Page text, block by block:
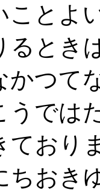
とよ
るとき
つて
では
てお
ちおき